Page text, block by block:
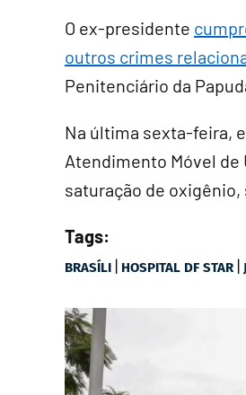
O ex-presidente
outros crimes
Penitenciário da
Na última sexta-feira,
Atendimento Móvel de
saturação de
Tags:
BRASÍLI | HOSPITAL DF STAR |